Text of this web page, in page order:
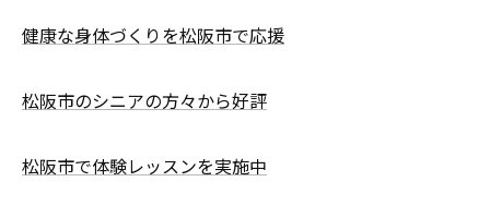
健康な身体づくりを松阪市で応援
松阪市のシニアの方々から好評
松阪市で体験レッスンを実施中